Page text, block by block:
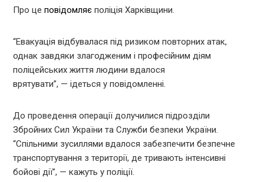
Про цеповідомляє поліція Харківщини.
“Евакуація відбувалася під ризиком повторних атак,
однак завдяки злагодженим і професійним діям
поліцейських життя людини вдалося
врятувати”, — ідеться у повідомленні.
До проведення операції долучилися підрозділи
Збройних Сил України та Служби безпеки України.
“Спільними зусиллями вдалося забезпечити безпечне
транспортування з території, де тривають інтенсивні
бойові дії”, — кажуть у поліції.